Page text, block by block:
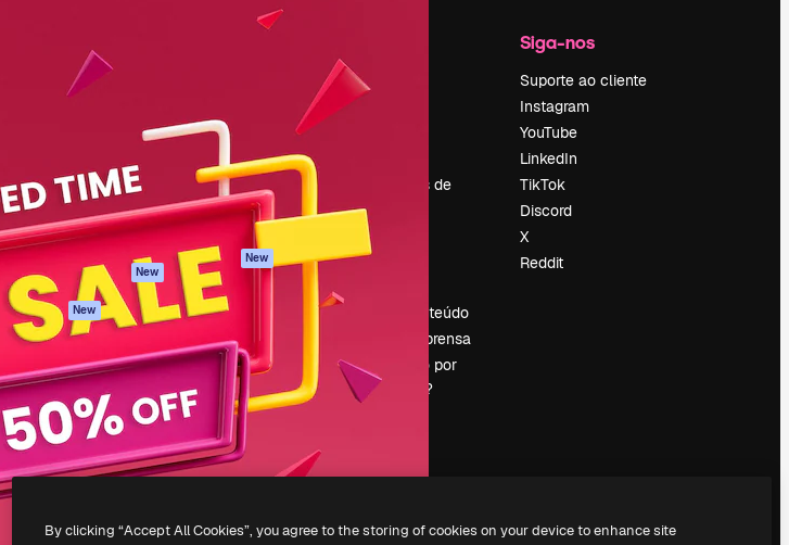
Gerador de vídeos
Texto para voz
Conteúdo de stock
MCP para
Claude/ChatGPT
New
Agentes New
API
App móvel
Todas as
ferramentas
Atendimento
Termos e
condições
Política de
privacidade
Originais
New
Política de cookies
Central de
Afiliados
Empresas
Preços
Sobre nós
Tendências de
pesquisa
Blog
Eventos
Vender conteúdo
Sala de imprensa
Procurando por
magnific.ai?
Siga-nos
Suporte ao cliente
Instagram
YouTube
LinkedIn
TikTok
Discord
X
Reddit
Todos os direitos reservados.
By clicking “Accept All Cookies”, you agree to the storing of cookies on your device to enhance site